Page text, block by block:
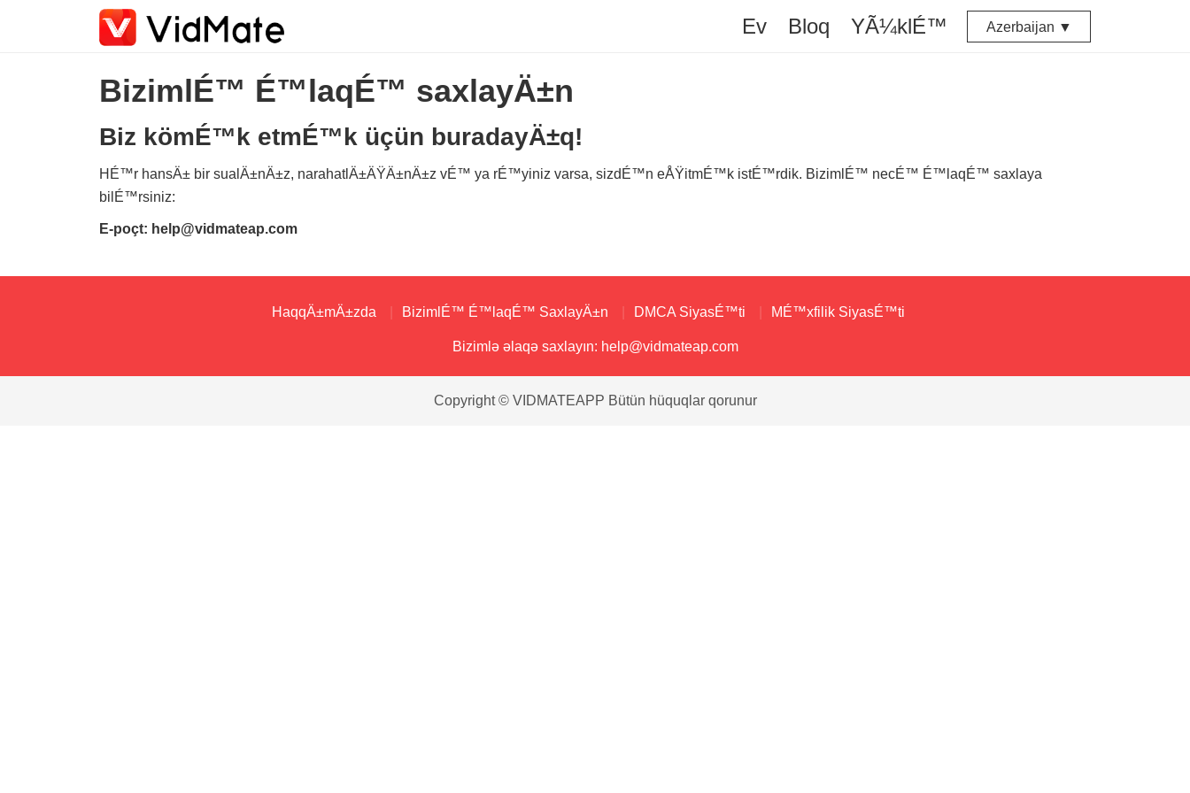
Ev Bloq YÃ¼klÉ™ Azerbaijan ▼
BizimlÉ™ É™laqÉ™ saxlayÄ±n
Biz kömÉ™k etmÉ™k üçün buradayÄ±q!
HÉ™r hansÄ± bir sualÄ±nÄ±z, narahatlÄ±ÄŸÄ±nÄ±z vÉ™ ya rÉ™yiniz varsa, sizdÉ™n eÅŸitmÉ™k istÉ™rdik. BizimlÉ™ necÉ™ É™laqÉ™ saxlaya
bilÉ™rsiniz:
E-poçt: help@vidmateap.com
HaqqÄ±mÄ±zda BizimlÉ™ É™laqÉ™ SaxlayÄ±n DMCA SiyasÉ™ti MÉ™xfilik SiyasÉ™ti
Bizimlə əlaqə saxlayın: help@vidmateap.com
Copyright © VIDMATEAPP Bütün hüquqlar qorunur